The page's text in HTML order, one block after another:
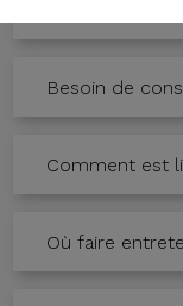
Besoin de
Comment est
Où faire